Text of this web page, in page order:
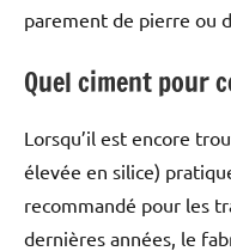
parement de pierre ou
Quel ciment pour
Lorsqu’il est encore
élevée en silice)
recommandé pour les
dernières années, le